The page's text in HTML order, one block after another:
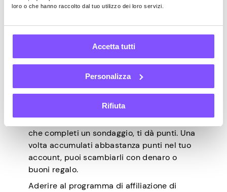
loro o che hanno raccolto dal tuo utilizzo dei loro servizi.
Accetta tutti
Personalizza
Rifiuta
Durata del cookie – 30 giorni.
4. Prize Rebel
PrizeRebel è un’altra fantastica piattaforma
possibilità di completare sondaggi per
ottenere ricompense. La piattaforma
utilizza un sistema a punti, quindi ogni volta
che completi un sondaggio, ti dà punti. Una
volta accumulati abbastanza punti nel tuo
account, puoi scambiarli con denaro o
buoni regalo.
Aderire al programma di affiliazione di